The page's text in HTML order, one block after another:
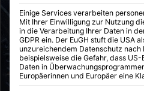
Einige Services verarbeiten
Mit Ihrer Einwilligung zur Nutzung
in die Verarbeitung Ihrer Daten in
GDPR ein. Der EuGH stuft die USA
unzureichendem Datenschutz nach
beispielsweise die Gefahr, dass
Daten in
Europäerinnen und Europäer eine